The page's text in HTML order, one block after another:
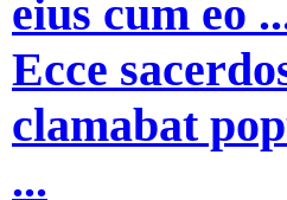
eius cum eo
Ecce
clamabat
...